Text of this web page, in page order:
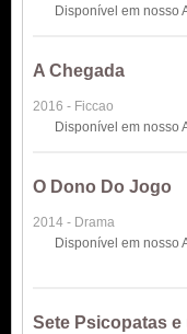
Disponível em nosso
A Chegada
2016 - Ficcao
Disponível em nosso
O Dono Do Jogo
2014 - Drama
Disponível em nosso
Sete Psicopatas e